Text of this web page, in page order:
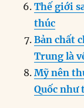
Thế giới
thúc
Bản chất
Trung là
Mỹ nên
Quốc như